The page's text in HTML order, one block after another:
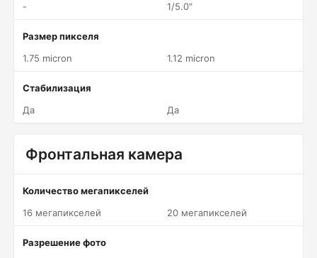
-
1/5.0"
Размер пикселя
1.75 micron
1.12 micron
Стабилизация
Да
Да
Фронтальная камера
Количество мегапикселей
16 мегапикселей
20 мегапикселей
Разрешение фото